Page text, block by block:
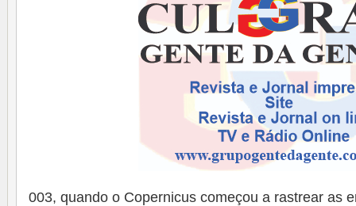
003, quando o Copernicus começou a rastrear as